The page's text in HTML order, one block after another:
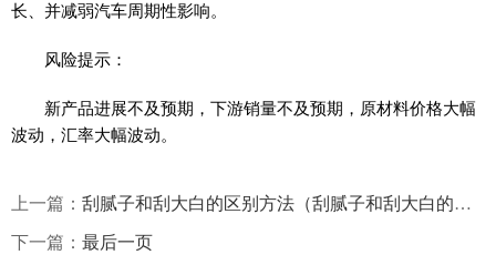
长、并减弱汽车周期性影响。
风险提示：
新产品进展不及预期，下游销量不及预期，原材料价格大幅
波动，汇率大幅波动。
上一篇： 刮腻子和刮大白的区别方法（刮腻子和刮大白的区别）
下一篇： 最后一页